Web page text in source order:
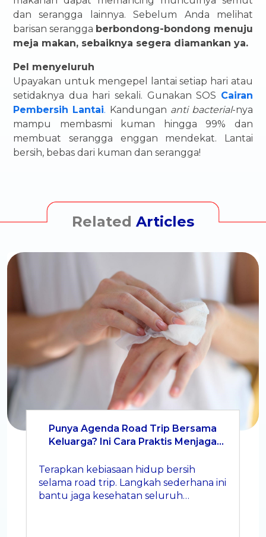
dan serangga lainnya. Sebelum Anda melihat
barisan serangga berbondong-bondong menuju
meja makan, sebaiknya segera diamankan ya.
Pel menyeluruh
Upayakan untuk mengepel lantai setiap hari atau
setidaknya dua hari sekali. Gunakan SOS Cairan
Pembersih Lantai. Kandungan anti bacterial-nya
mampu membasmi kuman hingga 99% dan
membuat serangga enggan mendekat. Lantai
bersih, bebas dari kuman dan serangga!
Related Articles
Punya Agenda Road Trip Bersama
Keluarga? Ini Cara Praktis Menjaga
Terapkan kebiasaan hidup bersih
selama road trip. Langkah sederhana ini
bantu jaga kesehatan seluruh